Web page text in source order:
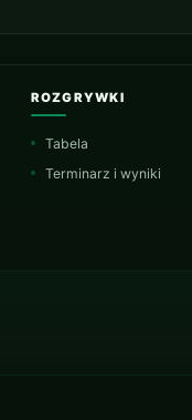
ROZGRYWKI
Tabela
Terminarz i wyniki